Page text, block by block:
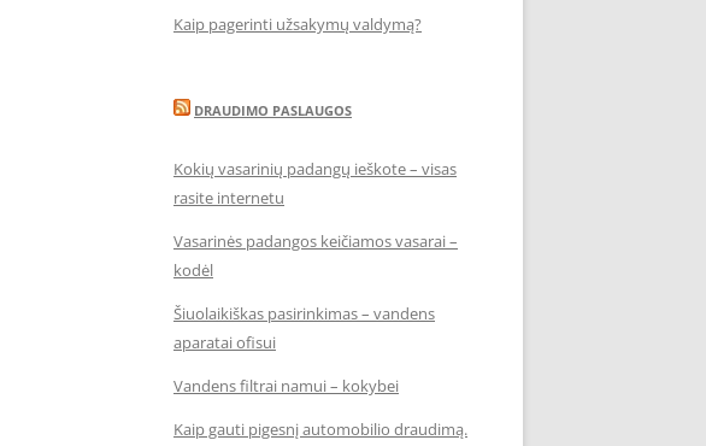
Kaip pagerinti užsakymų valdymą?
DRAUDIMO PASLAUGOS
Kokių vasarinių padangų ieškote – visas
rasite internetu
Vasarinės padangos keičiamos vasarai –
kodėl
Šiuolaikiškas pasirinkimas – vandens
aparatai ofisui
Vandens filtrai namui – kokybei
Kaip gauti pigesnį automobilio draudimą.